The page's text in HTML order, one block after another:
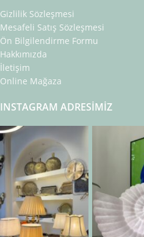
Gizlilik Sözleşmesi
Mesafeli Satış Sözleşmesi
Ön Bilgilendirme Formu
Hakkımızda
İletişim
Online Mağaza
INSTAGRAM ADRESIMIZ